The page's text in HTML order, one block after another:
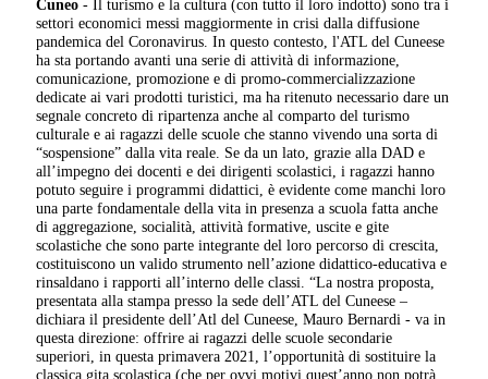
Cuneo - Il turismo e la cultura (con tutto il loro indotto) sono tra i
settori economici messi maggiormente in crisi dalla diffusione
pandemica del Coronavirus. In questo contesto, l'ATL del Cuneese
ha sta portando avanti una serie di attività di informazione,
comunicazione, promozione e di promo-commercializzazione
dedicate ai vari prodotti turistici, ma ha ritenuto necessario dare un
segnale concreto di ripartenza anche al comparto del turismo
culturale e ai ragazzi delle scuole che stanno vivendo una sorta di
“sospensione” dalla vita reale. Se da un lato, grazie alla DAD e
all’impegno dei docenti e dei dirigenti scolastici, i ragazzi hanno
potuto seguire i programmi didattici, è evidente come manchi loro
una parte fondamentale della vita in presenza a scuola fatta anche
di aggregazione, socialità, attività formative, uscite e gite
scolastiche che sono parte integrante del loro percorso di crescita,
costituiscono un valido strumento nell’azione didattico-educativa e
rinsaldano i rapporti all’interno delle classi. “La nostra proposta,
presentata alla stampa presso la sede dell’ATL del Cuneese –
dichiara il presidente dell’Atl del Cuneese, Mauro Bernardi - va in
questa direzione: offrire ai ragazzi delle scuole secondarie
superiori, in questa primavera 2021, l’opportunità di sostituire la
classica gita scolastica (che per ovvi motivi quest’anno non potrà